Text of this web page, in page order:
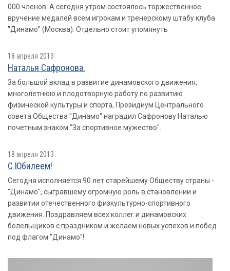
000 членов. А сегодня утром состоялось торжественное
вручение медалей всем игрокам и тренерскому штабу клуба
"Динамо" (Москва). Отдельно стоит упомянуть
18 апреля 2013
Наталья Сафронова.
За большой вклад в развитие динамовского движения,
многолетнюю и плодотворную работу по развитию
физической культуры и спорта, Президиум Центрального
совета Общества "Динамо" наградил Сафронову Наталью
почетным знаком "За спортивное мужество".
18 апреля 2013
С Юбилеем!
Сегодня исполняется 90 лет старейшему Обществу страны -
"Динамо", сыгравшему огромную роль в становлении и
развитии отечественного физкультурно-спортивного
движения. Поздравляем всех коллег и динамовских
болельщиков с праздником и желаем новых успехов и побед
под флагом "Динамо"!